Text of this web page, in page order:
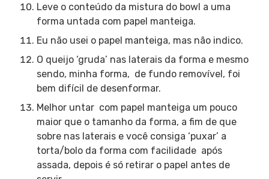
Leve o conteúdo da mistura do bowl a uma
forma untada com papel manteiga.
Eu não usei o papel manteiga, mas não indico.
O queijo ‘gruda’ nas laterais da forma e mesmo
sendo, minha forma, de fundo removível, foi
bem difícil de desenformar.
Melhor untar com papel manteiga um pouco
maior que o tamanho da forma, a fim de que
sobre nas laterais e você consiga ‘puxar’ a
torta/bolo da forma com facilidade após
assada, depois é só retirar o papel antes de